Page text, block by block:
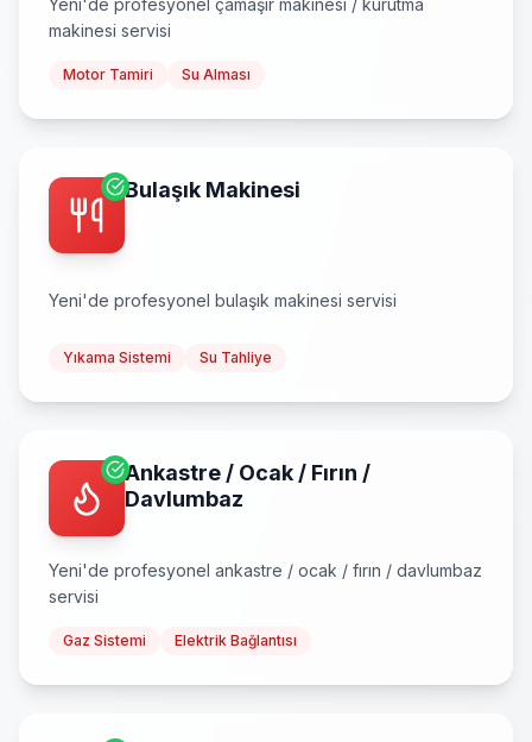
Yeni'de profesyonel çamaşır makinesi / kurutma
makinesi servisi
Motor Tamiri Su Alması
Bulaşık Makinesi
Yeni'de profesyonel bulaşık makinesi servisi
Yıkama Sistemi Su Tahliye
Ankastre / Ocak / Fırın /
Davlumbaz
Yeni'de profesyonel ankastre / ocak / fırın / davlumbaz
servisi
Gaz Sistemi Elektrik Bağlantısı